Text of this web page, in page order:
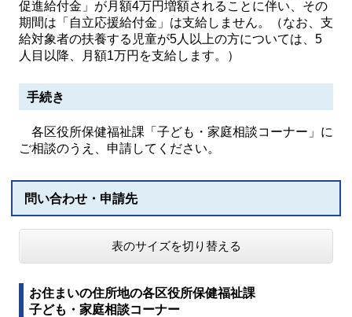
促進給付金」が月額4万円増額されることに伴い、その
期間は「自立応援給付金」は支給しません。（なお、支
給対象者の扶養する児童が5人以上の方については、5
人目以降、月額1万円を支給します。）
手続き
各区役所保健福祉課「子ども・家庭相談コーナー」に
ご相談のうえ、申請してください。
問い合わせ・申請先
表のサイズを切り替える
お住まいの住所地の各区役所保健福祉課
子ども・家庭相談コーナー